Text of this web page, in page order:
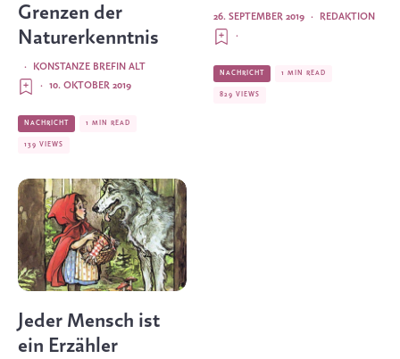
Grenzen der
Naturerkenntnis
KONSTANZE BREFIN ALT
·
10. OKTOBER 2019
·
NACHRICHT 1 MIN READ
139 VIEWS
Jeder Mensch ist
ein Erzähler
REDAKTION
·
26. SEPTEMBER 2019
·
NACHRICHT 1 MIN READ
829 VIEWS